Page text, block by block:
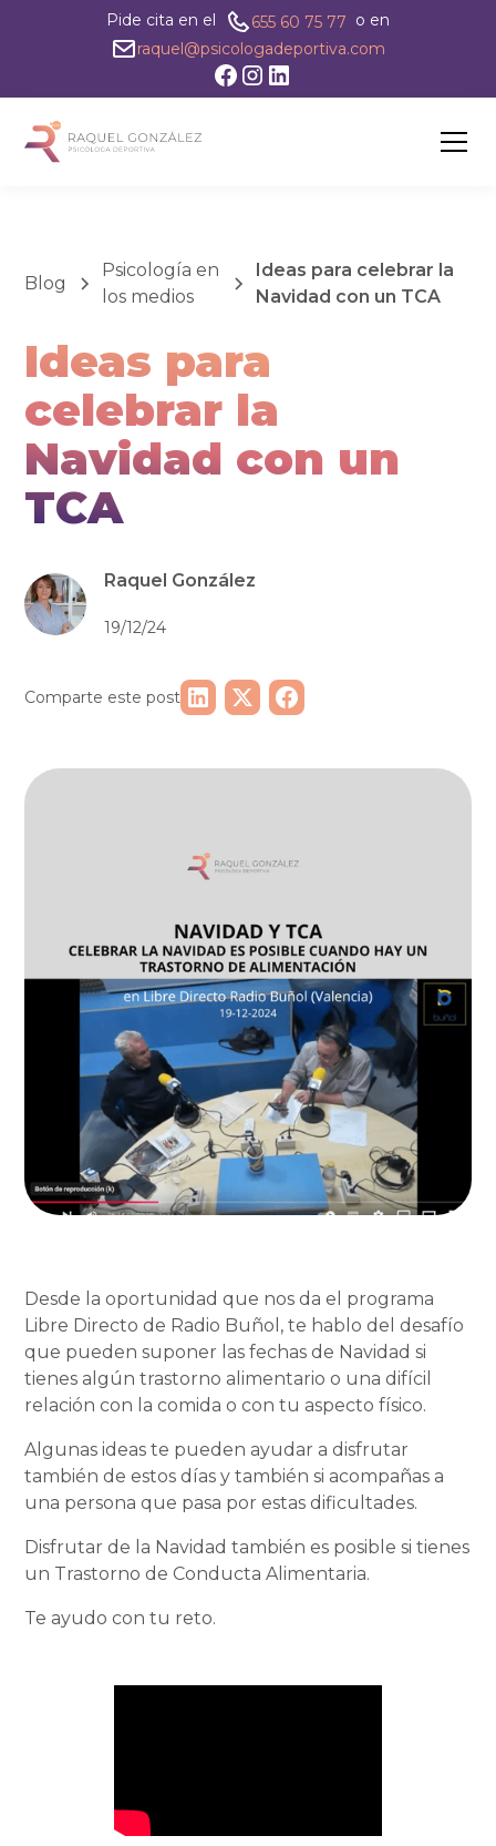
Pide cita en el 655 60 75 77 o en
raquel@psicologadeportiva.com
Blog
Psicología en
los medios
Ideas para celebrar la
Navidad con un TCA
Ideas para
celebrar la
Navidad con un
TCA
Raquel González
19/12/24
Comparte este post
Desde la oportunidad que nos da el programa
Libre Directo de Radio Buñol, te hablo del desafío
que pueden suponer las fechas de Navidad si
tienes algún trastorno alimentario o una difícil
relación con la comida o con tu aspecto físico.
Algunas ideas te pueden ayudar a disfrutar
también de estos días y también si acompañas a
una persona que pasa por estas dificultades.
Disfrutar de la Navidad también es posible si tienes
un Trastorno de Conducta Alimentaria.
Te ayudo con tu reto.